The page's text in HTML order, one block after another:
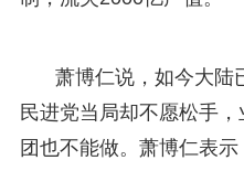
萧博仁说，如今大陆
民进党当局却不愿松手
团也不能做。萧博仁表